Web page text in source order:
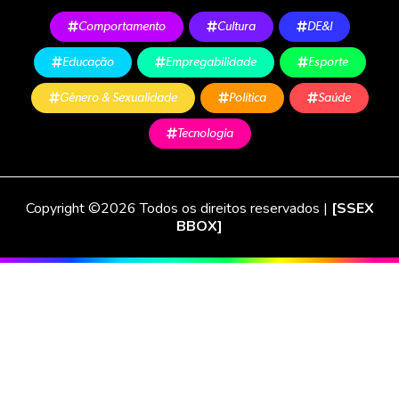
Comportamento Cultura DE&I
Educação Empregabilidade Esporte
Gênero & Sexualidade Política Saúde
Tecnologia
Copyright ©2026 Todos os direitos reservados | [SSEX
BBOX]